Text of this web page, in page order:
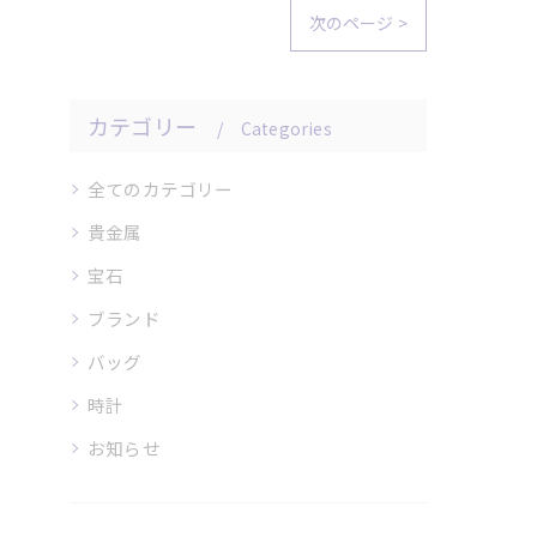
次のページ >
カテゴリー Categories
全てのカテゴリー
貴金属
宝石
ブランド
バッグ
時計
お知らせ